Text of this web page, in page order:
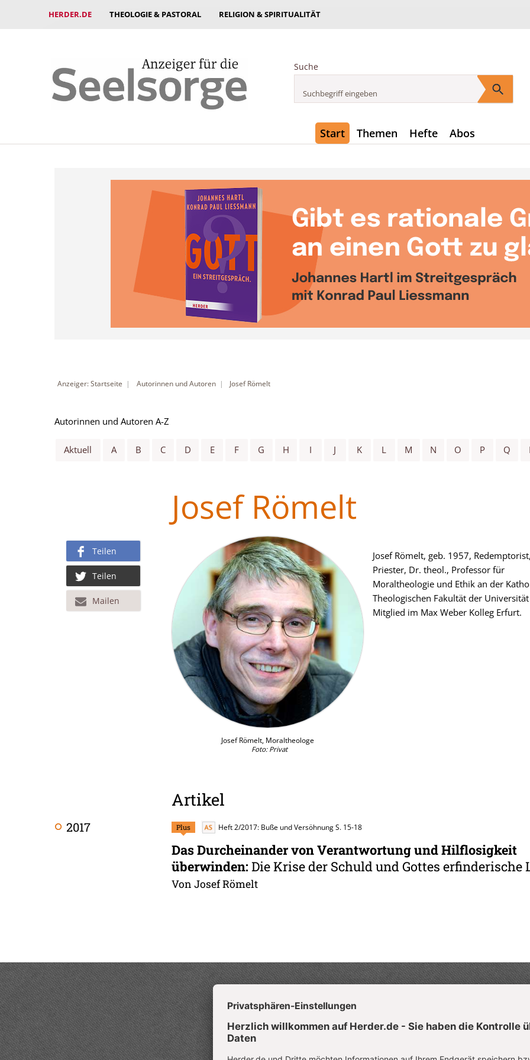
HERDER.DE THEOLOGIE & PASTORAL RELIGION & SPIRITUALITÄT
Suche
Start Themen Hefte Abos
Anzeiger: Startseite Autorinnen und Autoren Josef Römelt
Autorinnen und Autoren A-Z
Aktuell A B C D E F G H I J K L M N O P Q
Josef Römelt
Josef Römelt, Moraltheologe
Foto: Privat
Josef Römelt, geb. 1957,
Priester, Dr. theol., Professor für
Moraltheologie und Ethik an der
Theologischen Fakultät der
Mitglied im Max Weber Kolleg Erfurt.
Teilen
Teilen
Mailen
Artikel
2017 Plus Heft 2/2017: Buße und Versöhnung S. 15-18
Das Durcheinander von Verantwortung und Hilflosigkeit
überwinden: Die Krise der Schuld und Gottes erfinderische
Von Josef Römelt